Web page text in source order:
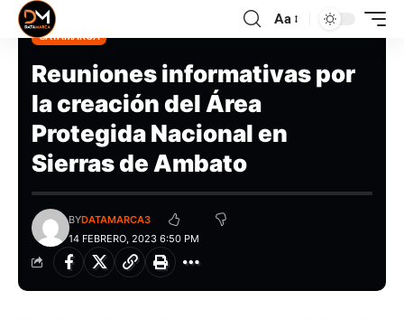
Aa
CATAMARCA
Reuniones informativas por
la creación del Área
Protegida Nacional en
Sierras de Ambato
14 FEBRERO, 2023 6:50 PM
BYDATAMARCA3